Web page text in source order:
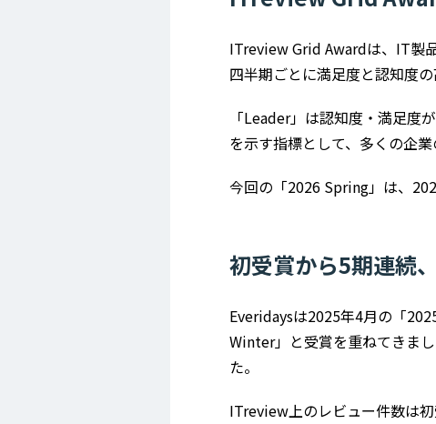
ITreview Grid Awardは、IT製
四半期ごとに満足度と認知度
「Leader」は認知度・満足度
を示す指標として、多くの企
今回の「2026 Spring」は、
初受賞から5期連続
Everidaysは2025年4月の「
Winter」と受賞を重ねてきま
た。
ITreview上のレビュー件数は